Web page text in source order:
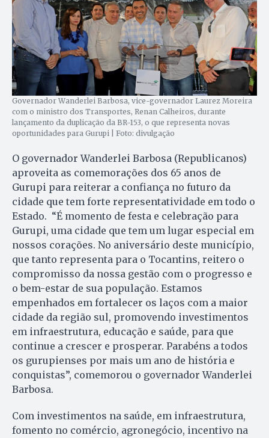
Governador Wanderlei Barbosa, vice-governador Laurez Moreira
com o ministro dos Transportes, Renan Calheiros, durante
lançamento da duplicação da BR-153, o que representa novas
oportunidades para Gurupi | Foto: divulgação
O governador Wanderlei Barbosa (Republicanos)
aproveita as comemorações dos 65 anos de
Gurupi para reiterar a confiança no futuro da
cidade que tem forte representatividade em todo o
Estado. “É momento de festa e celebração para
Gurupi, uma cidade que tem um lugar especial em
nossos corações. No aniversário deste município,
que tanto representa para o Tocantins, reitero o
compromisso da nossa gestão com o progresso e
o bem-estar de sua população. Estamos
empenhados em fortalecer os laços com a maior
cidade da região sul, promovendo investimentos
em infraestrutura, educação e saúde, para que
continue a crescer e prosperar. Parabéns a todos
os gurupienses por mais um ano de história e
conquistas”, comemorou o governador Wanderlei
Barbosa.
Com investimentos na saúde, em infraestrutura,
fomento no comércio, agronegócio, incentivo na